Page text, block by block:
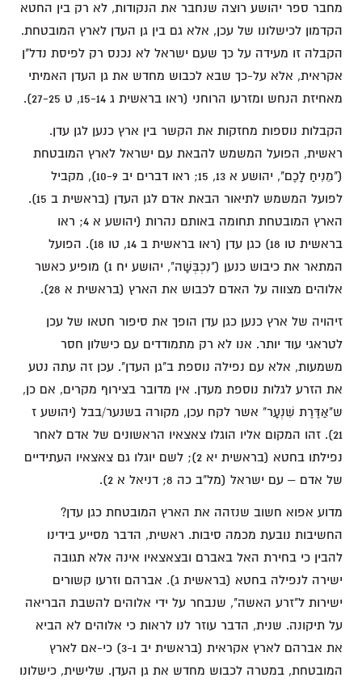
מחבר ספר יהושע רוצה שנחבר את הנקודות, לא רק בין החטא
הקדמון לכישלונו של עכן, אלא גם בין גן העדן לארץ המובטחת.
הקבלה זו מעידה על כך שעם ישראל לא נכנס רק לפיסת נדל"ן
אקראית, אלא על-כך שבא לכבוש מחדש את גן העדן האמיתי
מאחיזת הנחש ומזרעו הרוחני (ראו בראשית ג 15-14, ט 27-25).
הקבלות נוספות מחזקות את הקשר בין ארץ כנען לגן עדן.
ראשית, הפועל המשמש להבאת עם ישראל לארץ המובטחת
("מֵנִיחַ לָכֶם", יהושע א 13, 15; ראו דברים יב 10-9), מקביל
לפועל המשמש לתיאור הבאת אדם לגן העדן (בראשית ב 15).
הארץ המובטחת תחומה באותם נהרות (יהושע א 4; ראו
בראשית טו 18) כגן עדן (ראו בראשית ב 14, טו 18). הפועל
המתאר את כיבוש כנען ("נִכְבְּשָׁה", יהושע יח 1) מופיע כאשר
אלוהים מצווה על האדם לכבוש את הארץ (בראשית א 28).
זיהויה של ארץ כנען כגן עדן הופך את סיפור חטאו של עכן
לטראגי עוד יותר. אנו לא רק מתמודדים עם כישלון חסר
משמעות, אלא עם נפילה נוספת ב"גן העדן". עכן זה עתה נטע
את הזרע לגלות נוספת מעדן. אין מדובר בצירוף מקרים, אם כן,
ש"אַדֶּרֶת שִׁנְעָר" אשר לקח עכן, מקורה בשנער/בבל (יהושע ז
21). זהו המקום אליו הוגלו צאצאיו הראשונים של אדם לאחר
נפילתו בחטא (בראשית יא 2); לשם יוגלו גם צאצאיו העתידיים
של אדם – עם ישראל (מל"ב כה 8; דניאל א 2).
מדוע אפוא חשוב שנזהה את הארץ המובטחת כגן עדן?
החשיבות נובעת מכמה סיבות. ראשית, הדבר מסייע בידינו
להבין כי בחירת האל באברם ובצאצאיו אינה אלא תגובה
ישירה לנפילה בחטא (בראשית ג). אברהם וזרעו קשורים
ישירות ל"זרע האשה", שנבחר על ידי אלוהים להשבת הבריאה
על תיקונה. שנית, הדבר עוזר לנו לראות כי אלוהים לא הביא
את אברהם לארץ אקראית (בראשית יב 3-1) כי-אם לארץ
המובטחת, במטרה לכבוש מחדש את גן העדן. שלישית, כישלונו